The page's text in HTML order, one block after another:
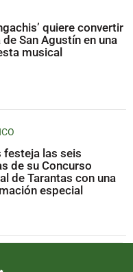
quiere convertir
de San Agustín en una
musical
festeja las seis
de su Concurso
de Tarantas con una
especial